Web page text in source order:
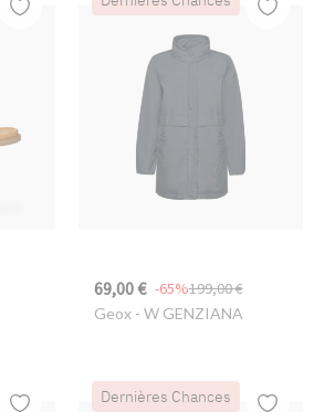
69,00 € 199,00 €
-65%
Geox- W GENZIANA
Dernières Chances